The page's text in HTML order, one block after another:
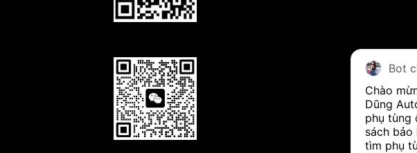
Bot
Chào
Dũng
phụ tùng
sách bảo
tìm phụ